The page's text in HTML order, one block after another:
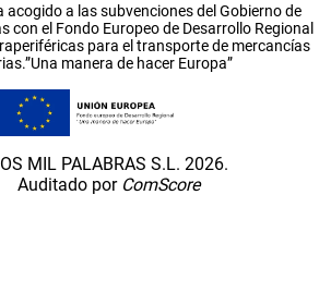
acogido a las subvenciones del Gobierno de
con el Fondo Europeo de Desarrollo Regional
para el transporte de mercancías
manera de hacer Europa”
MIL PALABRAS S.L. 2026.
Auditado por ComScore